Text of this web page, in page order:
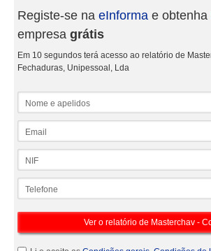
Registe-se na eInforma e obtenha
empresa grátis
Em 10 segundos terá acesso ao relatório de
Fechaduras, Unipessoal, Lda